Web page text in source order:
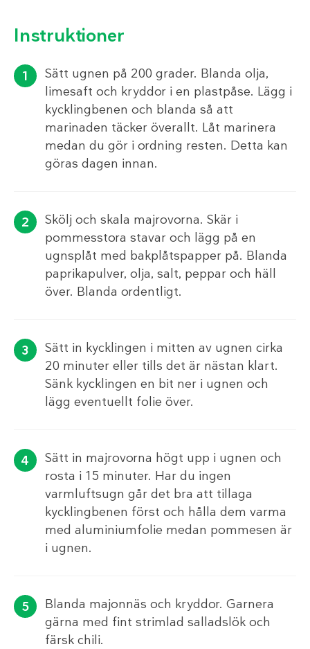
Instruktioner
Sätt ugnen på 200 grader. Blanda olja,
limesaft och kryddor i en plastpåse. Lägg i
kycklingbenen och blanda så att
marinaden täcker överallt. Låt marinera
medan du gör i ordning resten. Detta kan
göras dagen innan.
Skölj och skala majrovorna. Skär i
pommesstora stavar och lägg på en
ugnsplåt med bakplåtspapper på. Blanda
paprikapulver, olja, salt, peppar och häll
över. Blanda ordentligt.
Sätt in kycklingen i mitten av ugnen cirka
20 minuter eller tills det är nästan klart.
Sänk kycklingen en bit ner i ugnen och
lägg eventuellt folie över.
Sätt in majrovorna högt upp i ugnen och
rosta i 15 minuter. Har du ingen
varmluftsugn går det bra att tillaga
kycklingbenen först och hålla dem varma
med aluminiumfolie medan pommesen är
i ugnen.
Blanda majonnäs och kryddor. Garnera
gärna med fint strimlad salladslök och
färsk chili.